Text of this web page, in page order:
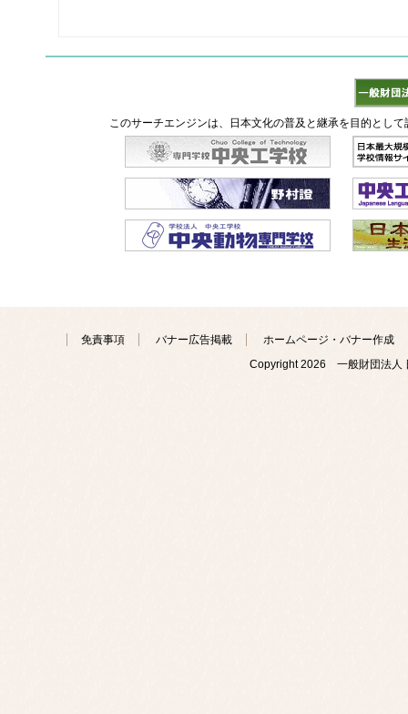
このサーチエンジンは、日本文化の普及と継承を目的とし
免責事項 バナー広告掲載
ホームページ・バナー作成
Copyright2026 一般財団法人